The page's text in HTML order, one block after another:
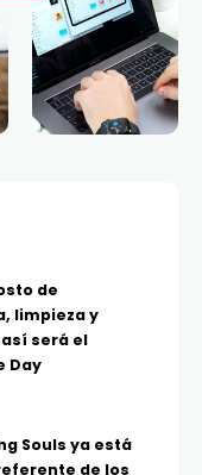
de
limpieza y
será el
Day
Souls ya está
de los